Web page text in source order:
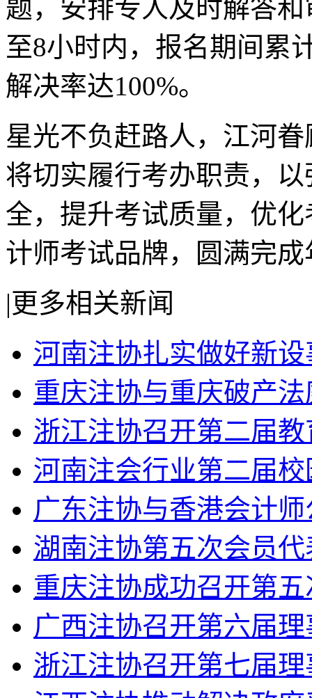
题，安排专人及时解答
至8小时内，报名期间累
解决率达100%。
星光不负赶路人，江河
将切实履行考办职责，
全，提升考试质量，优
计师考试品牌，圆满完
|更多相关新闻
河南注协扎实做好新
重庆注协与重庆破产
浙江注协召开第二届
河南注会行业第二届
广东注协与香港会计
湖南注协第五次会员
重庆注协成功召开第
广西注协召开第六届
浙江注协召开第七届